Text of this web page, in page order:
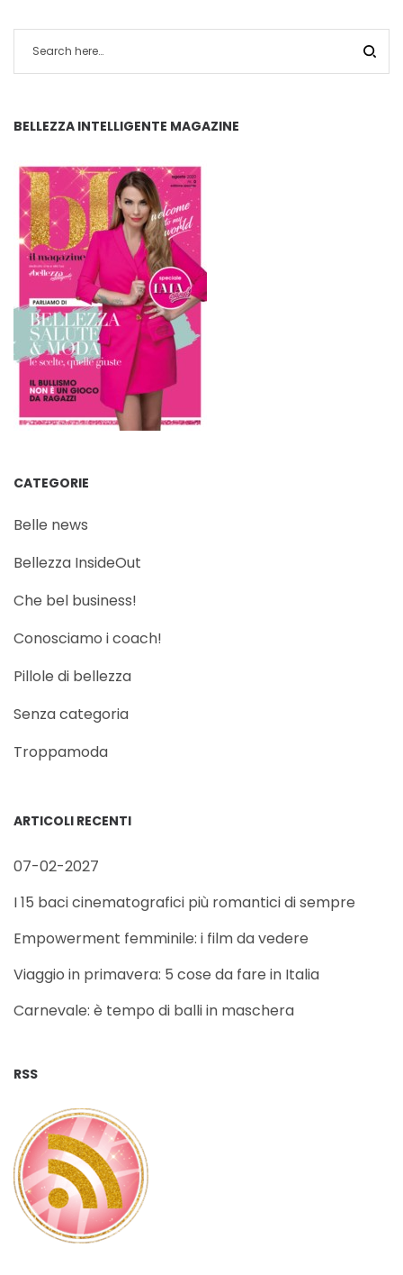
BELLEZZA INTELLIGENTE MAGAZINE
CATEGORIE
Belle news
Bellezza InsideOut
Che bel business!
Conosciamo i coach!
Pillole di bellezza
Senza categoria
Troppamoda
ARTICOLI RECENTI
07-02-2027
I 15 baci cinematografici più romantici di sempre
Empowerment femminile: i film da vedere
Viaggio in primavera: 5 cose da fare in Italia
Carnevale: è tempo di balli in maschera
RSS